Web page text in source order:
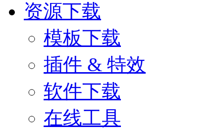
资源下载
模板下载
插件 & 特效
软件下载
在线工具